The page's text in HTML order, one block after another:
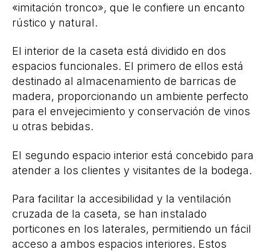
«imitación tronco», que le confiere un encanto
rústico y natural.
El interior de la caseta está dividido en dos
espacios funcionales. El primero de ellos está
destinado al almacenamiento de barricas de
madera, proporcionando un ambiente perfecto
para el envejecimiento y conservación de vinos
u otras bebidas.
El segundo espacio interior está concebido para
atender a los clientes y visitantes de la bodega.
Para facilitar la accesibilidad y la ventilación
cruzada de la caseta, se han instalado
porticones en los laterales, permitiendo un fácil
acceso a ambos espacios interiores. Estos